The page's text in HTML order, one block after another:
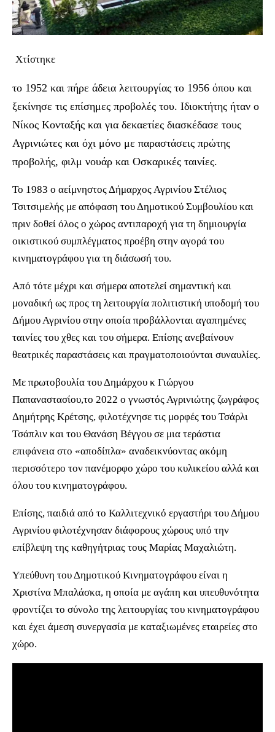
Χτίστηκε
το 1952 και πήρε άδεια λειτουργίας το 1956 όπου και
ξεκίνησε τις επίσημες προβολές του. Ιδιοκτήτης ήταν ο
Νίκος Κονταξής και για δεκαετίες διασκέδασε τους
Αγρινιώτες και όχι μόνο με παραστάσεις πρώτης
προβολής, φιλμ νουάρ και Οσκαρικές ταινίες.
Το 1983 ο αείμνηστος Δήμαρχος Αγρινίου Στέλιος
Τσιτσιμελής με απόφαση του Δημοτικού Συμβουλίου και
πριν δοθεί όλος ο χώρος αντιπαροχή για τη δημιουργία
οικιστικού συμπλέγματος προέβη στην αγορά του
κινηματογράφου για τη διάσωσή του.
Από τότε μέχρι και σήμερα αποτελεί σημαντική και
μοναδική ως προς τη λειτουργία πολιτιστική υποδομή του
Δήμου Αγρινίου στην οποία προβάλλονται αγαπημένες
ταινίες του χθες και του σήμερα. Επίσης ανεβαίνουν
θεατρικές παραστάσεις και πραγματοποιούνται συναυλίες.
Με πρωτοβουλία του Δημάρχου κ Γιώργου
Παπαναστασίου,το 2022 ο γνωστός Αγρινιώτης ζωγράφος
Δημήτρης Κρέτσης, φιλοτέχνησε τις μορφές του Τσάρλι
Τσάπλιν και του Θανάση Βέγγου σε μια τεράστια
επιφάνεια στο «αποδίπλα» αναδεικνύοντας ακόμη
περισσότερο τον πανέμορφο χώρο του κυλικείου αλλά και
όλου του κινηματογράφου.
Επίσης, παιδιά από το Καλλιτεχνικό εργαστήρι του Δήμου
Αγρινίου φιλοτέχνησαν διάφορους χώρους υπό την
επίβλεψη της καθηγήτριας τους Μαρίας Μαχαλιώτη.
Υπεύθυνη του Δημοτικού Κινηματογράφου είναι η
Χριστίνα Μπαλάσκα, η οποία με αγάπη και υπευθυνότητα
φροντίζει το σύνολο της λειτουργίας του κινηματογράφου
και έχει άμεση συνεργασία με καταξιωμένες εταιρείες στο
χώρο.